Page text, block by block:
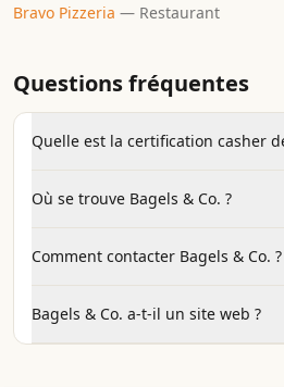
Bravo Pizzeria — Restaurant
Questions fréquentes
Quelle est la certification casher
Où se trouve Bagels & Co. ?
Comment contacter Bagels & Co. ?
Bagels & Co. a-t-il un site web ?